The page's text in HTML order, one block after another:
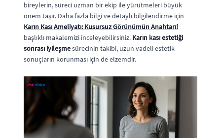
bireylerin, süreci uzman bir ekip ile yürütmeleri büyük
önem taşır. Daha fazla bilgi ve detaylı bilgilendirme için
Karın Kası Ameliyatı: Kusursuz Görünümün Anahtarı!
başlıklı makalemizi inceleyebilirsiniz. Karın kası estetiği
sonrası i̇yileşmesürecinin takibi, uzun vadeli estetik
sonuçların korunması için de elzemdir.